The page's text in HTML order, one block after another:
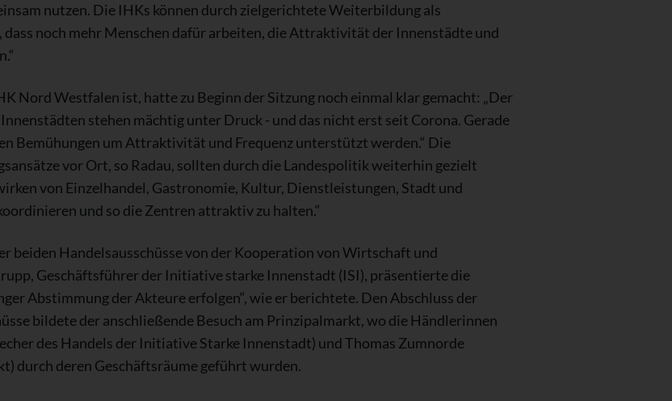
nutzen. Die IHKs können durch zielgerichtete Weiterbildung als
noch mehr Menschen dafür arbeiten, die Attraktivität der Innenstädte und
Nord Westfalen ist, hatte zu Beginn der Sitzung noch einmal klar gemacht: „Der
stehen mächtig unter Druck - und das nicht erst seit Corona. Gerade
Bemühungen um Attraktivität und Frequenz unterstützt werden.“ Die
vor Ort, so Radau, sollten durch die Landespolitik weiterhin gezielt
von Einzelhandel, Gastronomie, Kultur, Dienstleistungen, Stadt und
und so die Zentren attraktiv zu halten.“
beiden Handelsausschüsse von der Kooperation von Wirtschaft und
Geschäftsführer der Initiative starke Innenstadt (ISI), präsentierte die
Abstimmung der Akteure erfolgen“, wie er berichtete. Den Abschluss der
bildete der anschließende Besuch am Prinzipalmarkt, wo die Händlerinnen
des Handels der Initiative Starke Innenstadt) und Thomas Zumnorde
durch deren Geschäftsräume geführt wurden.